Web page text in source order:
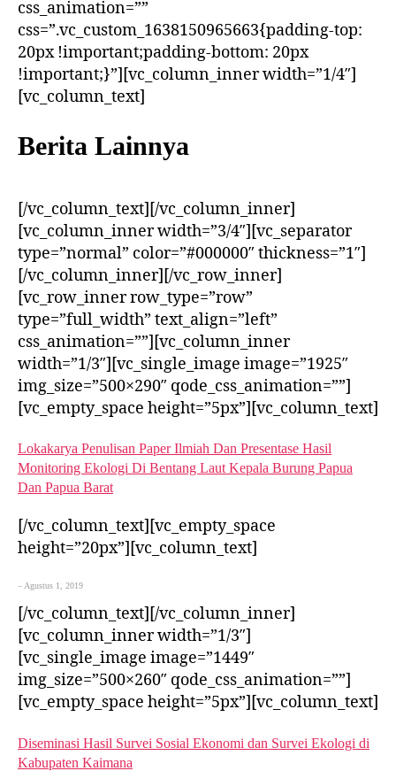
css_animation=””
css=”.vc_custom_1638150965663{padding-top:
20px !important;padding-bottom: 20px
!important;}”][vc_column_inner width=”1/4″]
[vc_column_text]
Berita Lainnya
[/vc_column_text][/vc_column_inner]
[vc_column_inner width=”3/4″][vc_separator
type=”normal” color=”#000000″ thickness=”1″]
[/vc_column_inner][/vc_row_inner]
[vc_row_inner row_type=”row”
type=”full_width” text_align=”left”
css_animation=””][vc_column_inner
width=”1/3″][vc_single_image image=”1925″
img_size=”500×290″ qode_css_animation=””]
[vc_empty_space height=”5px”][vc_column_text]
Lokakarya Penulisan Paper Ilmiah Dan Presentase Hasil
Monitoring Ekologi Di Bentang Laut Kepala Burung Papua
Dan Papua Barat
[/vc_column_text][vc_empty_space
height=”20px”][vc_column_text]
– Agustus 1, 2019
[/vc_column_text][/vc_column_inner]
[vc_column_inner width=”1/3″]
[vc_single_image image=”1449″
img_size=”500×260″ qode_css_animation=””]
[vc_empty_space height=”5px”][vc_column_text]
Diseminasi Hasil Survei Sosial Ekonomi dan Survei Ekologi di
Kabupaten Kaimana